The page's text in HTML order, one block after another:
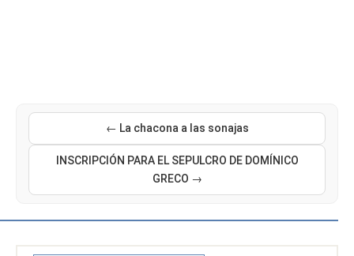
← La chacona a las sonajas
INSCRIPCIÓN PARA EL SEPULCRO DE DOMÍNICO
GRECO →